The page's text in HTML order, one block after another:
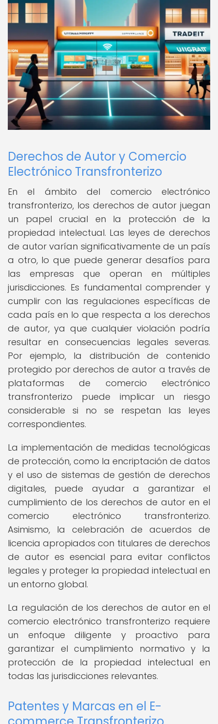
Derechos de Autor y Comercio
Electrónico Transfronterizo
En el ámbito del comercio electrónico
transfronterizo, los derechos de autor juegan
un papel crucial en la protección de la
propiedad intelectual. Las leyes de derechos
de autor varían significativamente de un país
a otro, lo que puede generar desafíos para
las empresas que operan en múltiples
jurisdicciones. Es fundamental comprender y
cumplir con las regulaciones específicas de
cada país en lo que respecta a los derechos
de autor, ya que cualquier violación podría
resultar en consecuencias legales severas.
Por ejemplo, la distribución de contenido
protegido por derechos de autor a través de
plataformas de comercio electrónico
transfronterizo puede implicar un riesgo
considerable si no se respetan las leyes
correspondientes.
La implementación de medidas tecnológicas
de protección, como la encriptación de datos
y el uso de sistemas de gestión de derechos
digitales, puede ayudar a garantizar el
cumplimiento de los derechos de autor en el
comercio electrónico transfronterizo.
Asimismo, la celebración de acuerdos de
licencia apropiados con titulares de derechos
de autor es esencial para evitar conflictos
legales y proteger la propiedad intelectual en
un entorno global.
La regulación de los derechos de autor en el
comercio electrónico transfronterizo requiere
un enfoque diligente y proactivo para
garantizar el cumplimiento normativo y la
protección de la propiedad intelectual en
todas las jurisdicciones relevantes.
Patentes y Marcas en el E-